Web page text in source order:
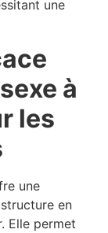
une
à
les
une
en
Elle permet